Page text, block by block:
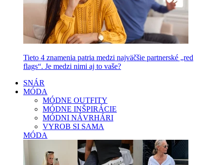
Tieto 4 znamenia patria medzi najväčšie partnerské „red
flags“. Je medzi nimi aj to vaše?
SNÁR
MÓDA
MÓDNE OUTFITY
MÓDNE INŠPIRÁCIE
MÓDNI NÁVRHÁRI
VYROB SI SAMA
MÓDA